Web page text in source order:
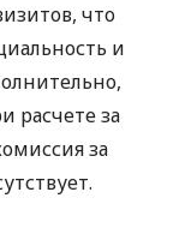
что
и
расчете за
за